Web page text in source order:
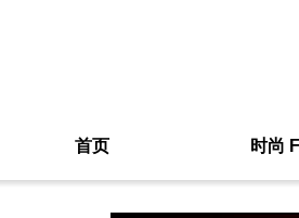
首页 时尚